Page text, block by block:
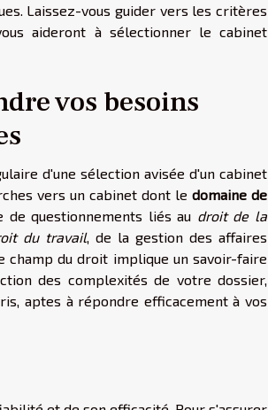
Laissez-vous guider vers les critères
aideront à sélectionner le cabinet
vos besoins
d'une sélection avisée d'un cabinet
vers un cabinet dont le domaine de
de questionnements liés au droit de la
du travail, de la gestion des affaires
champ du droit implique un savoir-faire
des complexités de votre dossier,
aptes à répondre efficacement à vos